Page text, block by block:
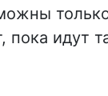
пока идут